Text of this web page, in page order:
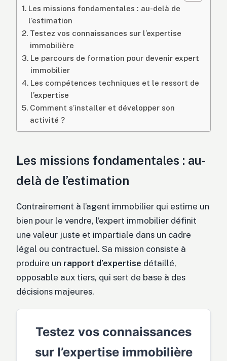
Les missions fondamentales : au-delà de
l’estimation
Testez vos connaissances sur l’expertise
immobilière
Le parcours de formation pour devenir expert
immobilier
Les compétences techniques et le ressort de
l’expertise
Comment s’installer et développer son
activité ?
Les missions fondamentales : au-
delà de l’estimation
Contrairement à l’agent immobilier qui estime un
bien pour le vendre, l’expert immobilier définit
une valeur juste et impartiale dans un cadre
légal ou contractuel. Sa mission consiste à
produire un rapport d’expertise détaillé,
opposable aux tiers, qui sert de base à des
décisions majeures.
Testez vos connaissances
sur l’expertise immobilière